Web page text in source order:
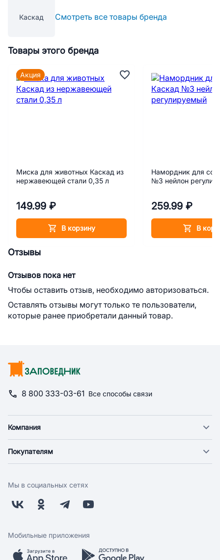
Каскад Смотреть все товары бренда
Товары этого бренда
Миска для животных Каскад из
нержавеющей стали 0,35 л
149.99 ₽
В корзину
Акция
Намордник для
№3 нейлон
259.99 ₽
В
Отзывы
Отзывов пока нет
Чтобы оставить отзыв, необходимо авторизоваться.
Оставлять отзывы могут только те пользователи,
которые ранее приобретали данный товар.
8 800 333-03-61 Все способы связи
Компания
Новости
Поставщикам
Заводчикам
Обратная связь
Покупателям
Оплата
Бонусная программа
Скидки и акции
Мобильное приложение
Мы в социальных сетях
Мобильные приложения